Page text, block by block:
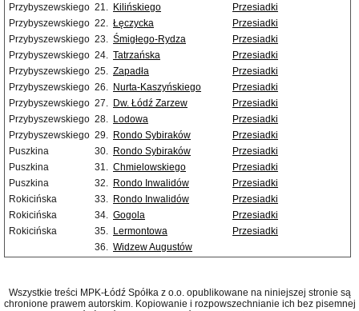
Przybyszewskiego 21. Kilińskiego
Przesiadki
Przybyszewskiego 22. Łęczycka
Przesiadki
Przybyszewskiego 23. Śmigłego-Rydza
Przesiadki
Przybyszewskiego 24. Tatrzańska
Przesiadki
Przybyszewskiego 25. Zapadła
Przesiadki
Przybyszewskiego 26. Nurta-Kaszyńskiego
Przesiadki
Przybyszewskiego 27. Dw. Łódź Zarzew
Przesiadki
Przybyszewskiego 28. Lodowa
Przesiadki
Przybyszewskiego 29. Rondo Sybiraków
Przesiadki
Puszkina
30. Rondo Sybiraków
Przesiadki
Puszkina
31. Chmielowskiego
Przesiadki
Puszkina
32. Rondo Inwalidów
Przesiadki
Rokicińska
33. Rondo Inwalidów
Przesiadki
Rokicińska
34. Gogola
Przesiadki
Rokicińska
35. Lermontowa
Przesiadki
36. Widzew Augustów
Wszystkie treści MPK-Łódź Spółka z o.o. opublikowane na niniejszej stronie są
chronione prawem autorskim. Kopiowanie i rozpowszechnianie ich bez pisemnej